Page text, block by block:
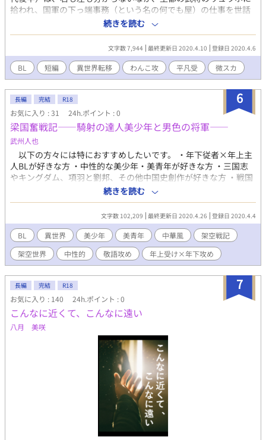
拾われ、国軍の下っ端事務（という名の何でも屋）の仕事を世話
されてなんとか自活できるように。 酒好きということもあり、暇
があれば酒を飲みに繰り出す二人はやがて互いに想いあうように
なり、めでたく告白してお付き合いをすることに。 そして、よう
やく迎えた初夜のお話です。 【人物紹介】 ケイタ：目が覚めたら
見知らぬ国に放り出されててビックリした。獣人の世界では「毛
なし」の人間は体力的に貧弱扱いされる。のんびり屋に見えて冷
静。咄嗟の機転が利くためリュウホに重用される。 リュウホ：狼
の獣人。王都の武将。美麗な顔を髭と無造作ヘアで隠している。
拾ったケイタの知識や聡明さを得難く思っている。部下に対して
は兄貴肌。ケイタにはワンコ属性で懐いている。
続きを読む
文字数 7,944 最終更新日 2020.4.10 登録日 2020.4.6
BL 短編 異世界転移 わんこ攻 平凡受 微スカ
6
長編 完結 R18
お気に入り : 31 24h.ポイント : 0
梁国奮戦記——騎射の達人美少年と男色の将軍——
武州人也
以下の方々には特におすすめしたいです。 ・年下従者×年上主
人BLが好きな方 ・中性的な美少年・美青年が好きな方 ・三国志
やキングダム、項羽と劉邦、その他中国史創作が好きな方 ・戦国
時代などの前近代の戦記が好きな方 大秦大陸の東の国家群の中
に、梁（りょう）と陳（ちん）という二つの国があった。梁の侵
攻に対して陳は粘り強く守り、戦いは長期戦の様相を呈してい
た。厭戦気分が漂い始めた梁の首都の女たちは、和平を求め、夫
たちの元を抜け出して宝物庫を占拠し、和平を求めた。男しか愛
せない若い武官張章（ちょうしょう）は、彼が見出した、騎射の
名人である美貌の少年魏令（ぎれい）に私兵を与えて女たちと戦
わせるが…… 知将張章、若い美貌の勇将魏令、陳を支える老将
周安邑など、様々な武将が戦場で煌めく、中国史風架空戦記。
この物語は同性愛、少年愛の描写を含みます。
続きを読む
文字数 102,209 最終更新日 2020.4.26 登録日 2020.4.4
BL 異世界 美少年 美青年 中華風
架空戦記
架空世界
中性的 敬語攻め 年上受け×年下攻め
7
長編 完結 R18
お気に入り : 140 24h.ポイント : 0
こんなに近くて、こんなに遠い
八月 美咲